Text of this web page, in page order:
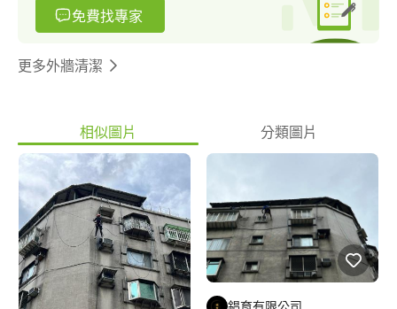
免費找專家
更多外牆清潔
相似圖片 分類圖片
錩育有限公司